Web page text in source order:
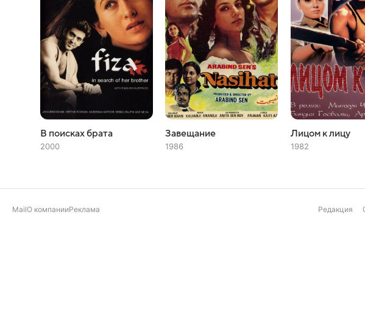
В поисках брата
2000
Завещание
1986
Лицом к лицу
1982
MailО компанииРеклама Редакция